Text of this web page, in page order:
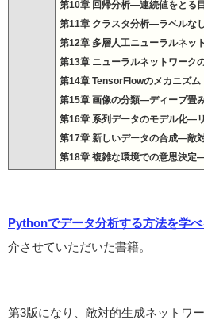
第10章 回帰分析―連続値をとる
第11章 クラスタ分析―ラベルな
第12章 多層人工ニューラルネッ
第13章 ニューラルネットワーク
第14章 TensorFlowのメカニズム
第15章 画像の分類―ディープ畳
第16章 系列データのモデル化―
第17章 新しいデータの合成―敵
第18章 複雑な環境での意思決定
Pythonでデータ分析する方法を学
介させていただいた書籍。
第3版になり、敵対的生成ネットワ